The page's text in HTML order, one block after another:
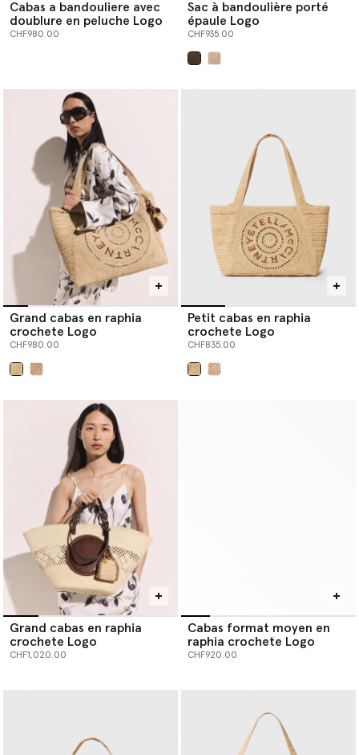
Cabas a bandouliere avec
doublure en peluche Logo
CHF980.00
Sac à bandoulière porté
épaule Logo
CHF935.00
Grand cabas en raphia
crochete Logo
CHF980.00
Petit cabas en raphia
crochete Logo
CHF835.00
Grand cabas en raphia
crochete Logo
CHF1,020.00
Cabas format moyen en
raphia crochete Logo
CHF920.00